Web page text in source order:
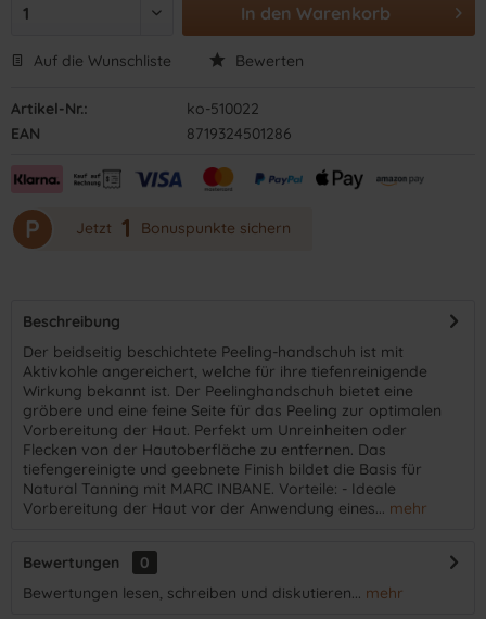
In den Warenkorb
Auf die Wunschliste Bewerten
Artikel-Nr.:
ko-510022
EAN
8719324501286
P Jetzt 1 Bonuspunkte sichern
Beschreibung
Der beidseitig beschichtete Peeling-handschuh ist mit
Aktivkohle angereichert, welche für ihre tiefenreinigende
Wirkung bekannt ist. Der Peelinghandschuh bietet eine
gröbere und eine feine Seite für das Peeling zur optimalen
Vorbereitung der Haut. Perfekt um Unreinheiten oder
Flecken von der Hautoberfläche zu entfernen. Das
tiefengereinigte und geebnete Finish bildet die Basis für
Natural Tanning mit MARC INBANE. Vorteile: - Ideale
Vorbereitung der Haut vor der Anwendung eines... mehr
Bewertungen
0
Bewertungen lesen, schreiben und diskutieren... mehr